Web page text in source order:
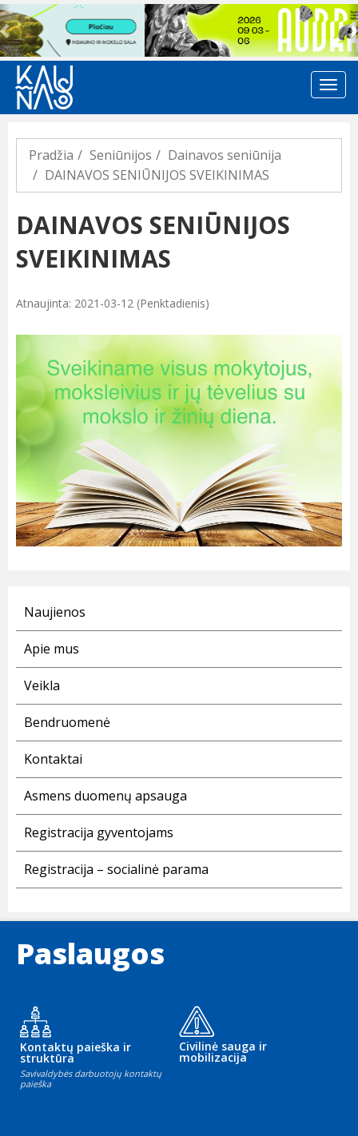
Previous
Pradžia Seniūnijos
Dainavos seniūnija
DAINAVOS SENIŪNIJOS SVEIKINIMAS
DAINAVOS SENIŪNIJOS
SVEIKINIMAS
Atnaujinta: 2021-03-12 (Penktadienis)
Naujienos
Apie mus
Veikla
Bendruomenė
Kontaktai
Asmens duomenų apsauga
Registracija gyventojams
Registracija – socialinė parama
Paslaugos
Kontaktų paieška ir
struktūra
Savivaldybės darbuotojų kontaktų
paieška
Civilinė sauga ir
mobilizacija